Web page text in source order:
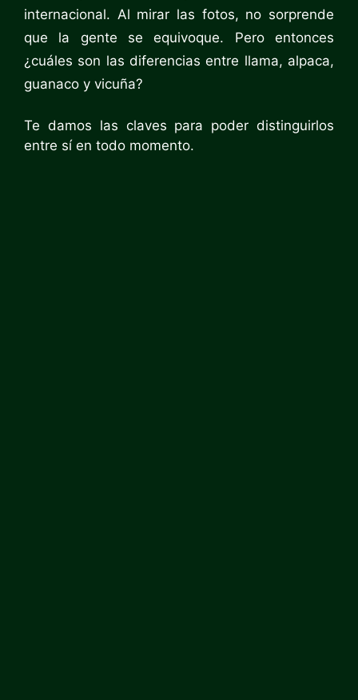
internacional. Al mirar las fotos, no sorprende
que la gente se equivoque. Pero entonces
¿cuáles son las diferencias entre llama, alpaca,
guanaco y vicuña?
Te damos las claves para poder distinguirlos
entre sí en todo momento.